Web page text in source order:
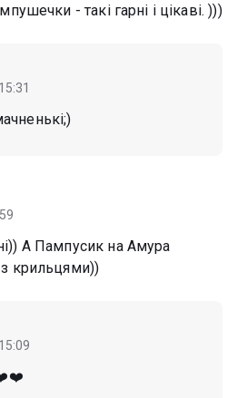
- такі гарні і цікаві. )))
А Пампусик на Амура
крильцями))